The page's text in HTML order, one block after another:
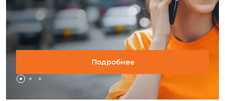
Подробнее